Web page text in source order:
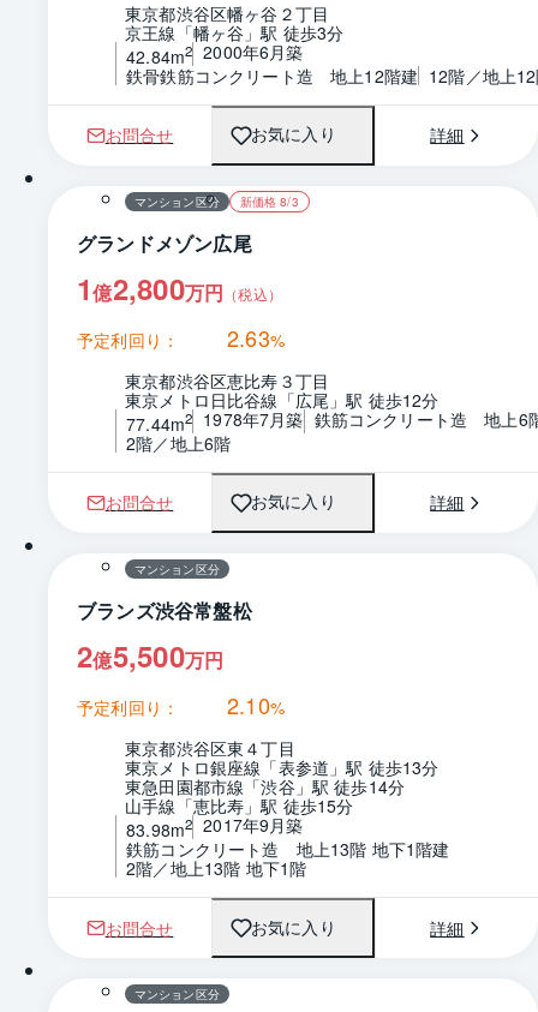
東京都渋谷区幡ヶ谷２丁目
京王線「幡ヶ谷」駅 徒歩3分
42.84m2 2000年6月築
鉄骨鉄筋コンクリート造　地上12階建 12階／地上
お問合せ お気に入り 詳細
1 / 0 間取り
マンション区分 新価格 8/3
グランドメゾン広尾
1億2,800万円 （税込）
予定利回り： 2.63%
東京都渋谷区恵比寿３丁目
東京メトロ日比谷線「広尾」駅 徒歩12分
77.44m2 1978年7月築 鉄筋コンクリート造　地上6
2階／地上6階
お問合せ お気に入り 詳細
1 / 0 間取り
マンション区分
ブランズ渋谷常盤松
2億5,500万円
予定利回り： 2.10%
東京都渋谷区東４丁目
東京メトロ銀座線「表参道」駅 徒歩13分
東急田園都市線「渋谷」駅 徒歩14分
山手線「恵比寿」駅 徒歩15分
83.98m2 2017年9月築
鉄筋コンクリート造　地上13階 地下1階建
2階／地上13階 地下1階
お問合せ お気に入り 詳細
1 / 0
マンション区分